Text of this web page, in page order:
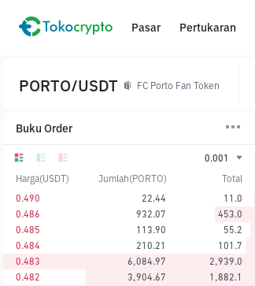
Pasar Pertukaran
Buku Order
0.001
Harga(USDT)
Jumlah(PORTO)
Total
0.490
22.44
11.0
0.486
932.07
453.0
0.485
113.90
55.2
0.484
210.21
101.7
0.483
6,084.97
2,939.0
0.482
3,904.67
1,882.1
PORTO/USDT FC Porto Fan Token